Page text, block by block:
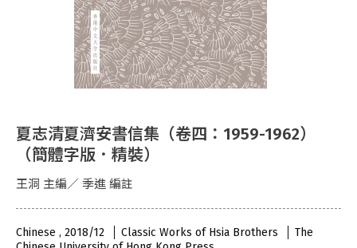
夏志清夏濟安書信集（卷四：1959-1962）
（簡體字版．精裝）
王洞 主編／ 季進 編註
Chinese , 2018/12 Classic Works of Hsia Brothers
The